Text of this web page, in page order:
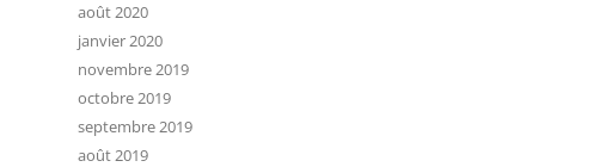
août 2020
janvier 2020
novembre 2019
octobre 2019
septembre 2019
août 2019